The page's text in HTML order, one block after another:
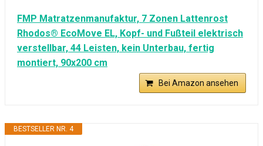
FMP Matratzenmanufaktur, 7 Zonen Lattenrost
Rhodos® EcoMove EL, Kopf- und Fußteil elektrisch
verstellbar, 44 Leisten, kein Unterbau, fertig
montiert, 90x200 cm
Bei Amazon ansehen
BESTSELLER NR. 4